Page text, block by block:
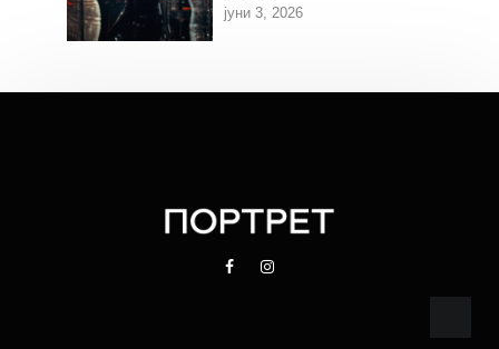
јуни 3, 2026